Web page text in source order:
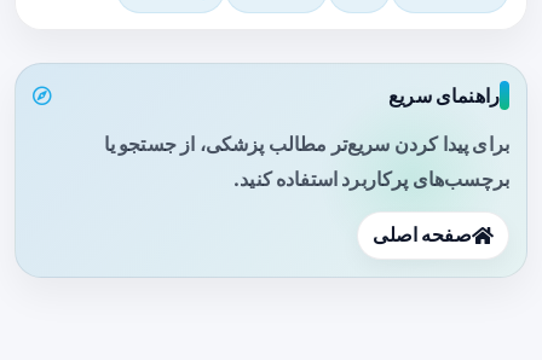
راهنمای سریع
برای پیدا کردن سریع‌تر مطالب پزشکی، از جستجو یا
برچسب‌های پرکاربرد استفاده کنید.
صفحه اصلی